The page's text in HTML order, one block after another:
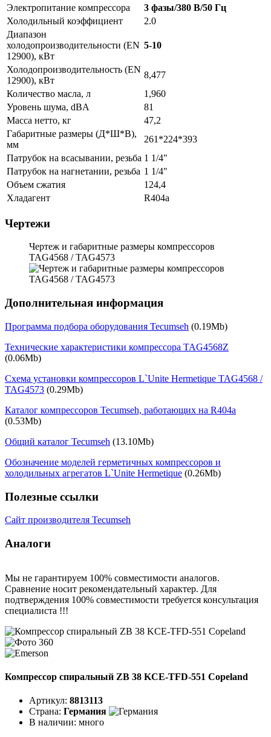
Электропитание компрессора
3 фазы/380 В/50 Гц
Холодильный коэффициент
2.0
Диапазон
холодопроизводительности (EN
12900), кВт
5-10
Холодопроизводительность (EN
12900), кВт
8,477
Количество масла, л
1,960
Уровень шума, dBA
81
Масса нетто, кг
47,2
Габаритные размеры (Д*Ш*В),
мм
261*224*393
Патрубок на всасывании, резьба 1 1/4"
Патрубок на нагнетании, резьба 1 1/4"
Объем сжатия
124,4
Хладагент
R404a
Чертежи
Чертеж и габаритные размеры компрессоров
TAG4568 / TAG4573
Дополнительная информация
Программа подбора оборудования Tecumseh (0.19Mb)
Технические характеристики компрессора TAG4568Z
(0.06Mb)
Схема установки компрессоров L`Unite Hermetique TAG4568 /
TAG4573 (0.29Mb)
Каталог компрессоров Tecumseh, работающих на R404a
(0.53Mb)
Общий каталог Tecumseh (13.10Mb)
Обозначение моделей герметичных компрессоров и
холодильных агрегатов L`Unite Hermetique (0.26Mb)
Полезные ссылки
Сайт производителя Tecumseh
Аналоги
Мы не гарантируем 100% совместимости аналогов.
Сравнение носит рекомендательный характер. Для
подтверждения 100% совместимости требуется консультация
специалиста !!!
Компрессор спиральный ZB 38 KCE-TFD-551 Copeland
Артикул: 8813113
Страна: Германия
В наличии: много